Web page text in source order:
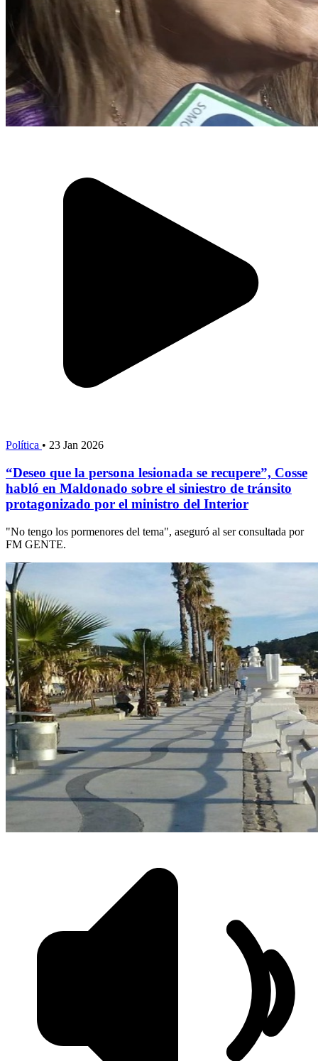
Política • 23 Jan 2026
“Deseo que la persona lesionada se recupere”, Cosse
habló en Maldonado sobre el siniestro de tránsito
protagonizado por el ministro del Interior
"No tengo los pormenores del tema", aseguró al ser consultada por
FM GENTE.